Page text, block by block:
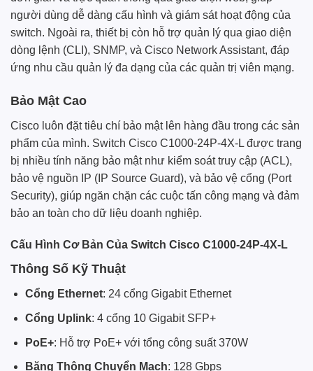
người dùng dễ dàng cấu hình và giám sát hoạt động của
switch. Ngoài ra, thiết bị còn hỗ trợ quản lý qua giao diện
dòng lệnh (CLI), SNMP, và Cisco Network Assistant, đáp
ứng nhu cầu quản lý đa dạng của các quản trị viên mạng.
Bảo Mật Cao
Cisco luôn đặt tiêu chí bảo mật lên hàng đầu trong các sản
phẩm của mình. Switch Cisco C1000-24P-4X-L được trang
bị nhiều tính năng bảo mật như kiểm soát truy cập (ACL),
bảo vệ nguồn IP (IP Source Guard), và bảo vệ cổng (Port
Security), giúp ngăn chặn các cuộc tấn công mạng và đảm
bảo an toàn cho dữ liệu doanh nghiệp.
Cấu Hình Cơ Bản Của Switch Cisco C1000-24P-4X-L
Thông Số Kỹ Thuật
Cổng Ethernet: 24 cổng Gigabit Ethernet
Cổng Uplink: 4 cổng 10 Gigabit SFP+
PoE+: Hỗ trợ PoE+ với tổng công suất 370W
Băng Thông Chuyển Mạch: 128 Gbps